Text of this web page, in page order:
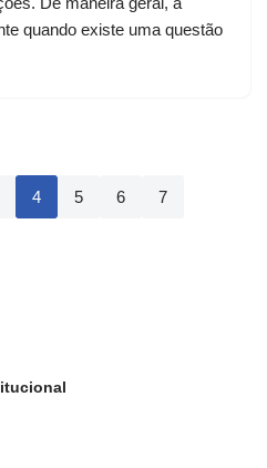
quando existe uma questão
4 5 6 7